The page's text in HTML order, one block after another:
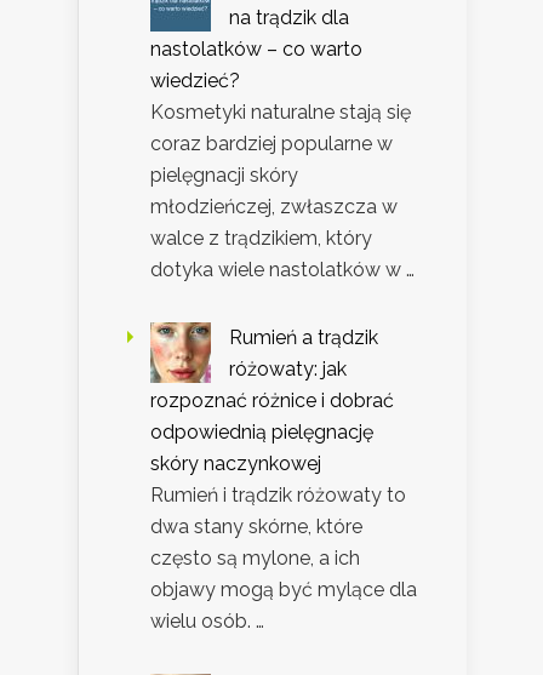
na trądzik dla
nastolatków – co warto
wiedzieć?
Kosmetyki naturalne stają się
coraz bardziej popularne w
pielęgnacji skóry
młodzieńczej, zwłaszcza w
walce z trądzikiem, który
dotyka wiele nastolatków w …
Rumień a trądzik
różowaty: jak
rozpoznać różnice i dobrać
odpowiednią pielęgnację
skóry naczynkowej
Rumień i trądzik różowaty to
dwa stany skórne, które
często są mylone, a ich
objawy mogą być mylące dla
wielu osób. …